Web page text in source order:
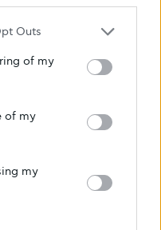
Outs
of my
of my
my
με το
ή την υγεία των
ό,τι καλύτερο
και φροντίστε να
σας
κάθε χρόνο. Τα
νεφρών μπορούν